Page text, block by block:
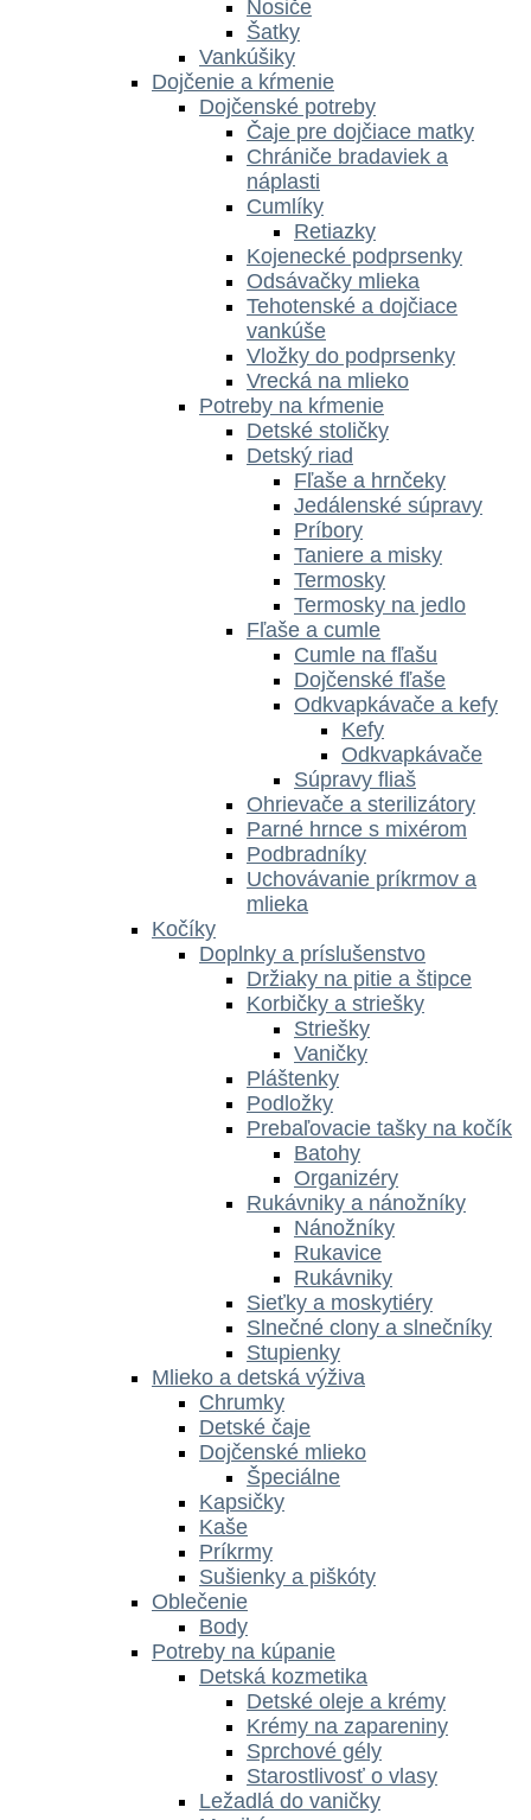
Nosiče
Šatky
Vankúšiky
Dojčenie a kŕmenie
Dojčenské potreby
Čaje pre dojčiace matky
Chrániče bradaviek a
náplasti
Cumlíky
Retiazky
Kojenecké podprsenky
Odsávačky mlieka
Tehotenské a dojčiace
vankúše
Vložky do podprsenky
Vrecká na mlieko
Potreby na kŕmenie
Detské stoličky
Detský riad
Fľaše a hrnčeky
Jedálenské súpravy
Príbory
Taniere a misky
Termosky
Termosky na jedlo
Fľaše a cumle
Cumle na fľašu
Dojčenské fľaše
Odkvapkávače a kefy
Kefy
Odkvapkávače
Súpravy fliaš
Ohrievače a sterilizátory
Parné hrnce s mixérom
Podbradníky
Uchovávanie príkrmov a
mlieka
Kočíky
Doplnky a príslušenstvo
Držiaky na pitie a štipce
Korbičky a striešky
Striešky
Vaničky
Pláštenky
Podložky
Prebaľovacie tašky na kočík
Batohy
Organizéry
Rukávniky a nánožníky
Nánožníky
Rukavice
Rukávniky
Sieťky a moskytiéry
Slnečné clony a slnečníky
Stupienky
Mlieko a detská výživa
Chrumky
Detské čaje
Dojčenské mlieko
Špeciálne
Kapsičky
Kaše
Príkrmy
Sušienky a piškóty
Oblečenie
Body
Potreby na kúpanie
Detská kozmetika
Detské oleje a krémy
Krémy na zapareniny
Sprchové gély
Starostlivosť o vlasy
Ležadlá do vaničky